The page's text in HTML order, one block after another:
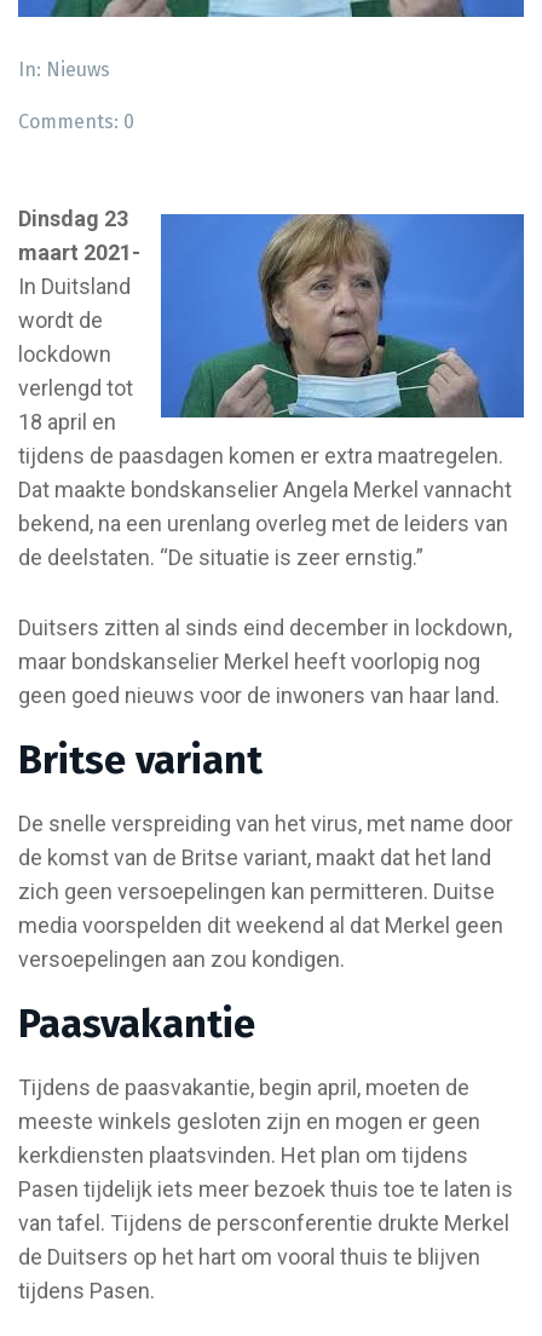
In: Nieuws
Comments: 0
Dinsdag 23
maart 2021-
In Duitsland
wordt de
lockdown
verlengd tot
18 april en
tijdens de paasdagen komen er extra maatregelen.
Dat maakte bondskanselier Angela Merkel vannacht
bekend, na een urenlang overleg met de leiders van
de deelstaten. “De situatie is zeer ernstig.”
Duitsers zitten al sinds eind december in lockdown,
maar bondskanselier Merkel heeft voorlopig nog
geen goed nieuws voor de inwoners van haar land.
Britse variant
De snelle verspreiding van het virus, met name door
de komst van de Britse variant, maakt dat het land
zich geen versoepelingen kan permitteren. Duitse
media voorspelden dit weekend al dat Merkel geen
versoepelingen aan zou kondigen.
Paasvakantie
Tijdens de paasvakantie, begin april, moeten de
meeste winkels gesloten zijn en mogen er geen
kerkdiensten plaatsvinden. Het plan om tijdens
Pasen tijdelijk iets meer bezoek thuis toe te laten is
van tafel. Tijdens de persconferentie drukte Merkel
de Duitsers op het hart om vooral thuis te blijven
tijdens Pasen.